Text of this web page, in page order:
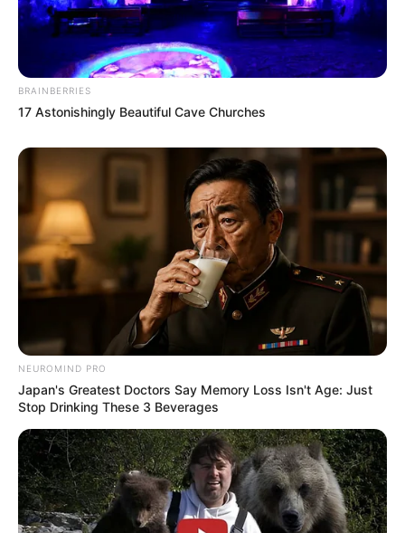
Serem! 9 Chat Ojek Online &
Pelanggan Ini Bikin Auto
Merinding
Bikin Ngakak, 10 Potret
Cosplay Murah Pakai Bahan
Seadanya
Anti Mainstream, 10 Cara
Membawa Barang Belanjaan
Versi Warga Thailand
BRAINBERRIES
17 Astonishingly Beautiful Cave Churches
NEUROMIND PRO
Japan's Greatest Doctors Say Memory Loss Isn't Age: Just
Stop Drinking These 3 Beverages